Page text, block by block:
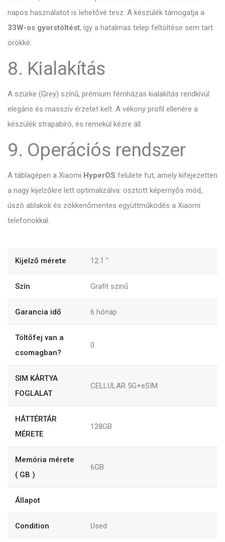
napos használatot is lehetővé tesz. A készülék támogatja a
33W-os gyorstöltést, így a hatalmas telep feltöltése sem tart
örökké.
8. Kialakítás
A szürke (Grey) színű, prémium fémházas kialakítás rendkívül
elegáns és masszív érzetet kelt. A vékony profil ellenére a
készülék strapabíró, és remekül kézre áll.
9. Operációs rendszer
A táblagépen a Xiaomi HyperOS felülete fut, amely kifejezetten
a nagy kijelzőkre lett optimalizálva: osztott képernyős mód,
úszó ablakok és zökkenőmentes együttműködés a Xiaomi
telefonokkal.
Kijelző mérete 12.1 "
Szín Grafit szinű
Garancia idő 6 hónap
Töltőfej van a
csomagban?
0
SIM KÁRTYA
FOGLALAT
CELLULAR 5G+eSIM
HÁTTÉRTÁR
MÉRETE
128GB
Memória mérete
( GB )
6GB
Állapot
Condition Used